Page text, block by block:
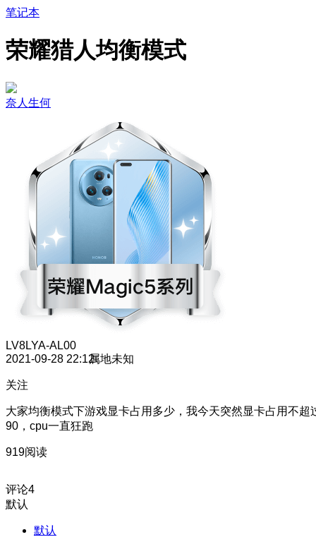
笔记本
荣耀猎人均衡模式
奈人生何
LV8LYA-AL00
2021-09-28 22:12属地未知
关注
大家均衡模式下游戏显卡占用多少，我今天突然显卡占用不超
90，cpu一直狂跑
919阅读
评论4
默认
默认